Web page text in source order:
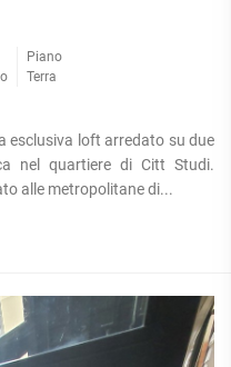
Piano
Terra
esclusiva loft arredato su due
nel quartiere di Citt Studi.
alle metropolitane di...